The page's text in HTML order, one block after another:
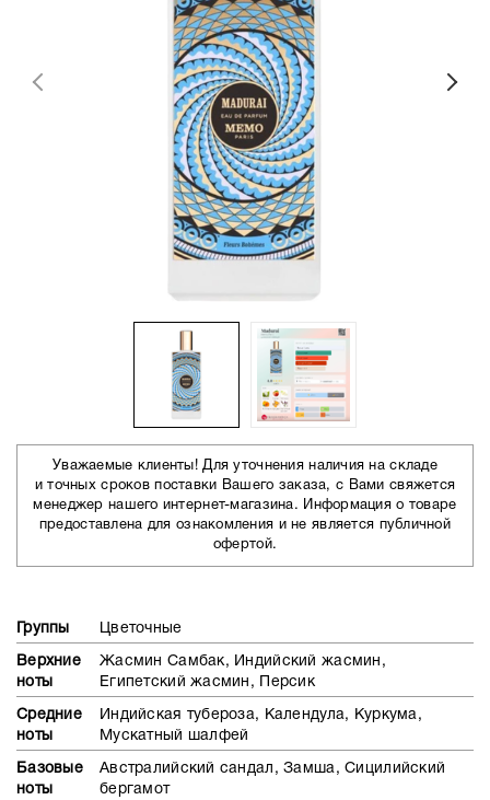
Уважаемые клиенты! Для уточнения наличия на складе
и точных сроков поставки Вашего заказа, с Вами свяжется
менеджер нашего интернет-магазина. Информация о товаре
предоставлена для ознакомления и не является публичной
офертой.
Группы Цветочные
Верхние
ноты
Жасмин Самбак, Индийский жасмин,
Египетский жасмин, Персик
Средние
ноты
Индийская тубероза, Календула, Куркума,
Мускатный шалфей
Базовые
ноты
Австралийский сандал, Замша, Сицилийский
бергамот